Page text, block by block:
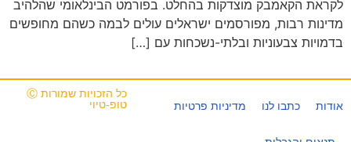
לקראת הקאמבק מוצדקות בהחלט. בפורמט הבינלאומי שהלהיב
מדינות רבות, מפורסמים ישראלים עולים לבמה כשהם מחופשים
בדמויות צבעוניות ובלתי-נשכחות עם […]
אודות כתבו לנו מדיניות פרטיות
כל הזכויות שמורות Ⓒ
טופ-טיוי